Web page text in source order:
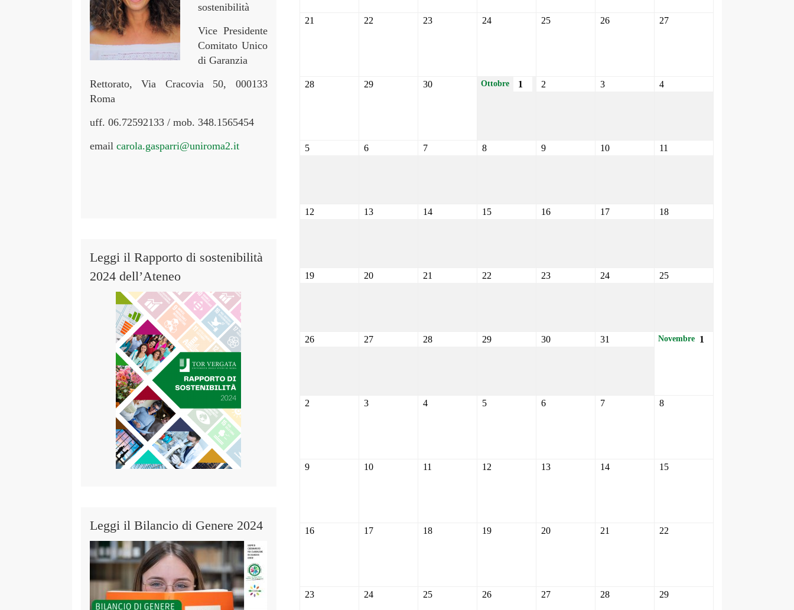
21 22 23 24 25 26 27
28 29 30 Ottobre 1 2 3 4
5 6 7 8 9 10 11
12 13 14 15 16 17 18
19 20 21 22 23 24 25
26 27 28 29 30 31 Novembre 1
2 3 4 5 6 7 8
9 10 11 12 13 14 15
16 17 18 19 20 21 22
23 24 25 26 27 28 29
sostenibilità
Vice Presidente
Comitato Unico
di Garanzia
Rettorato, Via Cracovia 50, 000133
Roma
uff. 06.72592133 / mob. 348.1565454
email carola.gasparri@uniroma2.it
Leggi il Rapporto di sostenibilità
2024 dell’Ateneo
Leggi il Bilancio di Genere 2024